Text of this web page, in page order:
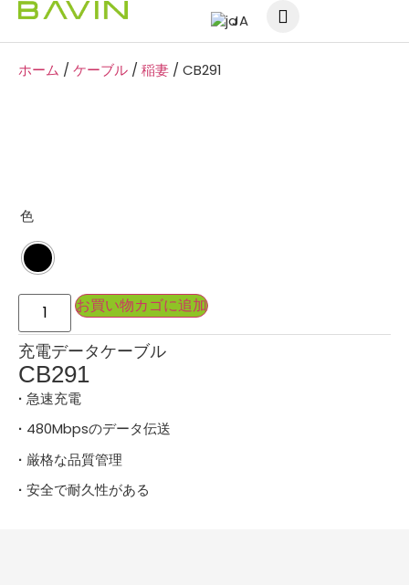
JA
ホーム / ケーブル / 稲妻 / CB291
充電データケーブル
CB291
· 急速充電
· 480Mbpsのデータ伝送
· 厳格な品質管理
· 安全で耐久性がある
色
お買い物カゴに追加